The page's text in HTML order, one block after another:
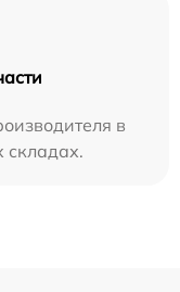
в
складах.